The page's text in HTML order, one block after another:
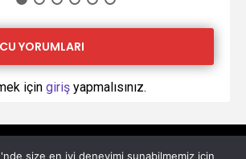
YORUMLARI
için giriş yapmalısınız.
size en iyi deneyimi sunabilmemiz için